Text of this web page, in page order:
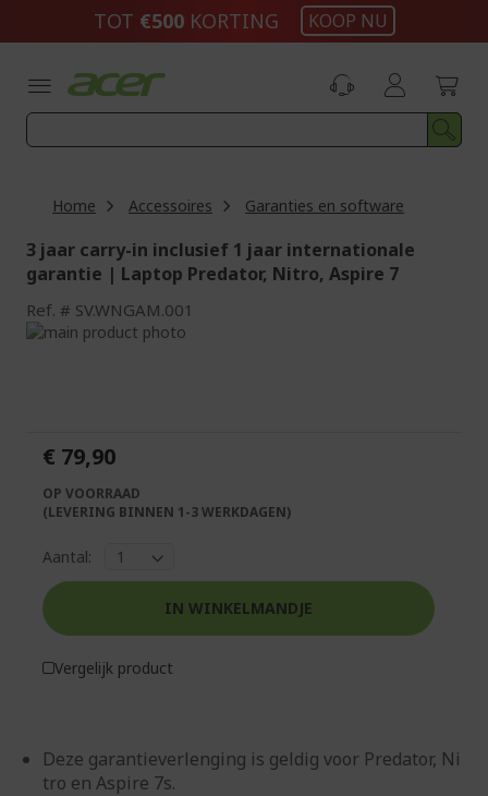
inhoud
TOT €500KORTING KOOP NU
Home Accessoires Garanties en software
3 jaar carry-in inclusief 1 jaar internationale
garantie | Laptop Predator, Nitro, Aspire 7
Ref. SV.WNGAM.001
Ga
afbeeldingen-
gallerij
afbeeldingen-
gallerij
Deze garantieverlenging is geldig voor Predator, Ni
tro en Aspire 7s.
€ 79,90
OP VOORRAAD
(LEVERING BINNEN 1-3 WERKDAGEN)
Aantal:
IN WINKELMANDJE
Vergelijk product